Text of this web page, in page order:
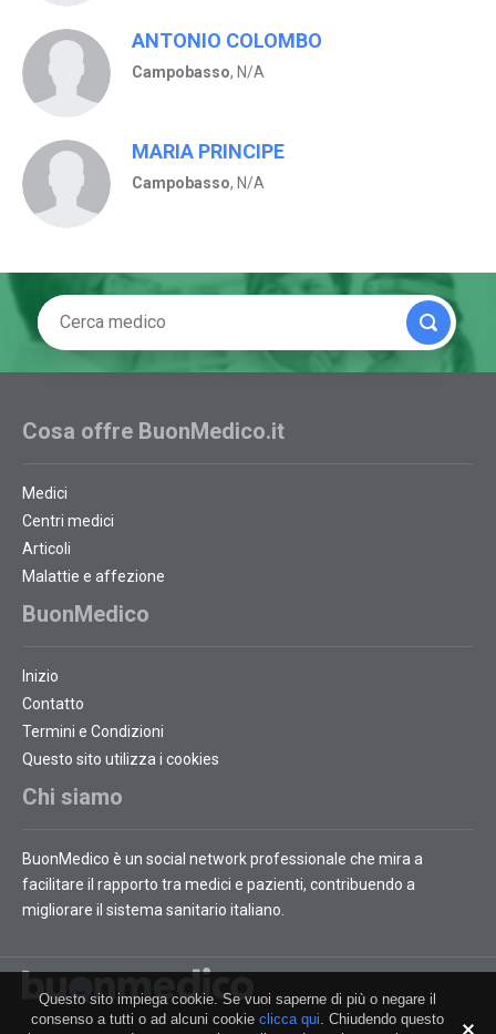
ANTONIO COLOMBO
Campobasso, N/A
MARIA PRINCIPE
Campobasso, N/A
Cosa offre BuonMedico.it
Medici
Centri medici
Articoli
Malattie e affezione
BuonMedico
Inizio
Contatto
Termini e Condizioni
Questo sito utilizza i cookies
Chi siamo
BuonMedico è un social network professionale che mira a
facilitare il rapporto tra medici e pazienti, contribuendo a
migliorare il sistema sanitario italiano.
Questo sito impiega cookie. Se vuoi saperne di più o negare il
consenso a tutti o ad alcuni cookie clicca qui. Chiudendo questo